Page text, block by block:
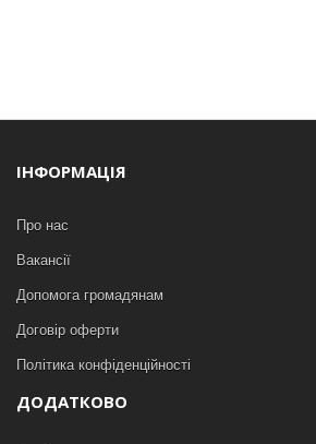
ІНФОРМАЦІЯ
Про нас
Вакансії
Допомога громадянам
Договір оферти
Політика конфіденційності
ДОДАТКОВО